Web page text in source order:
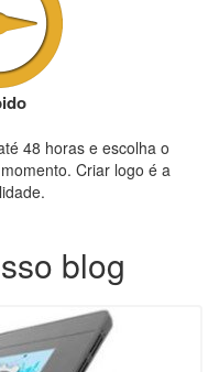
48 horas e escolha o
Criar logo é a
blog